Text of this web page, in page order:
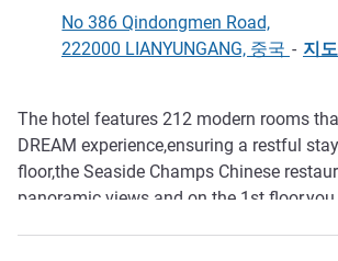
No 386 Qindongmen Road,
222000 LIANYUNGANG, 중국 - 지
호텔설명
The hotel features 212 modern rooms
DREAM experience,ensuring a restful
floor,the Seaside Champs Chinese
panoramic views and on the 1st